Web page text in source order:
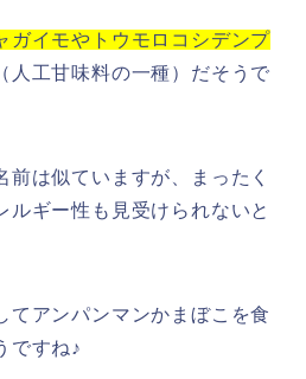
ガイモやトウモロコシデンプ
（人工甘味料の一種）だそうで
は似ていますが、まったく
ルギー性も見受けられないと
てアンパンマンかまぼこを食
ですね♪